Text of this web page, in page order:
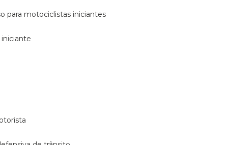
para motociclistas iniciantes
iniciante